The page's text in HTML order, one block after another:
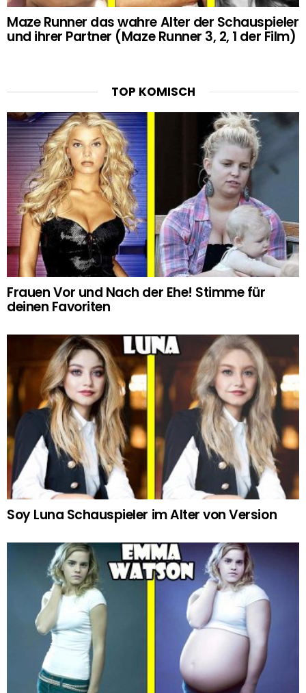
Maze Runner das wahre Alter der Schauspieler
und ihrer Partner (Maze Runner 3, 2, 1 der Film)
TOP KOMISCH
Frauen Vor und Nach der Ehe! Stimme für
deinen Favoriten
Soy Luna Schauspieler im Alter von Version